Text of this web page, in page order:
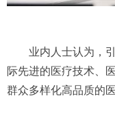
业内人士认为，
际先进的医疗技术、
群众多样化高品质的